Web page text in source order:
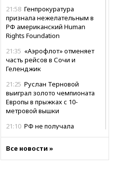
21:58 Генпрокуратура
признала нежелательным в
РФ американский Human
Rights Foundation
21:35 «Аэрофлот» отменяет
часть рейсов в Сочи и
Геленджик
21:25 Руслан Терновой
выиграл золото чемпионата
Европы в прыжках с 10-
метровой вышки
21:10 РФ не получала
в Армении
Все новости »